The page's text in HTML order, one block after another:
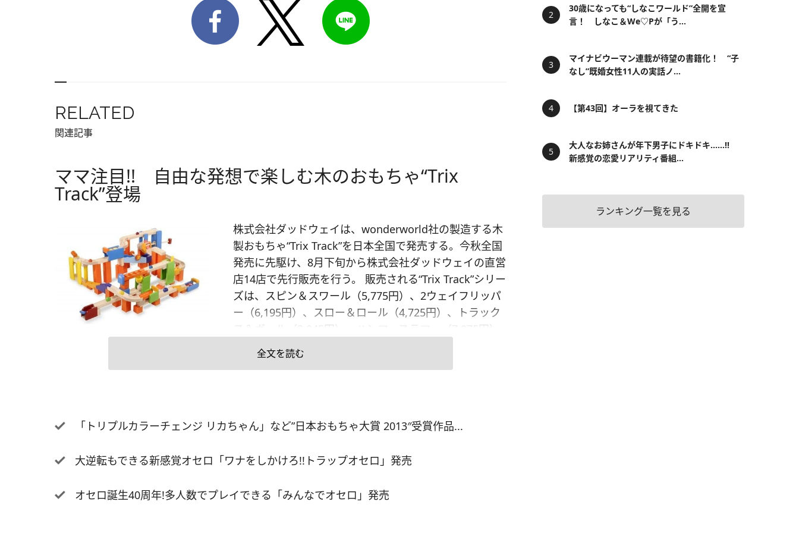
RELATED
関連記事
ママ注目!! 自由な発想で楽しむ木のおもちゃ“Trix
Track”登場
株式会社ダッドウェイは、wonderworld社の製造する木
製おもちゃ“Trix Track”を日本全国で発売する。今秋全国
発売に先駆け、8月下旬から株式会社ダッドウェイの直営
店14店で先行販売を行う。 販売される“Trix Track”シリー
ズは、スピン＆スワール（5,775円）、2ウェイフリッパ
ー（6,195円）、スロー＆ロール（4,725円）、トラック
ス＆ボール（3,045円）、ハンマースラマー（7,875円）
の5種類。（価格はすべて税込み。）レールなどの部品を
つなげて自由にコースを作り、ボールを転がしたり上に
デザインを描いたボールベアリングを見て、新しいおも
思い、かんたんな仕掛けの木製ボールレールをデザイン
全文を読む
「トリプルカラーチェンジ リカちゃん」など”日本おもちゃ大賞 2013″受賞作品...
大逆転もできる新感覚オセロ「ワナをしかけろ!!トラップオセロ」発売
オセロ誕生40周年!多人数でプレイできる「みんなでオセロ」発売
30歳になっても“しなこワールド”全開を宣
言！ しなこ＆We♡Pが「う...
マイナビウーマン連載が待望の書籍化！ “子
なし”既婚女性11人の実話ノ...
【第43回】オーラを視てきた
大人なお姉さんが年下男子にドキドキ……!!
新感覚の恋愛リアリティ番組...
ランキング一覧を見る